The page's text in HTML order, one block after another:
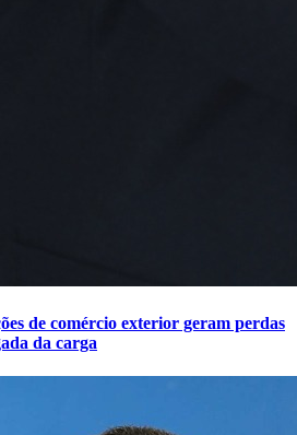
de comércio exterior geram perdas
da carga